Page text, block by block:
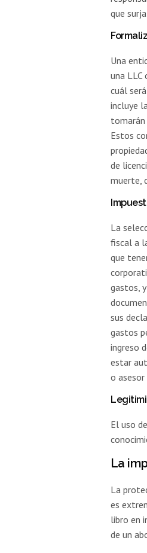
que
Una
una LLC
cuál
incluye
tomarán
Estos
de
muerte,
La
fiscal a
que
gastos,
sus
gastos
ingreso
estar
o
El uso
La
La
es
libro en
de un